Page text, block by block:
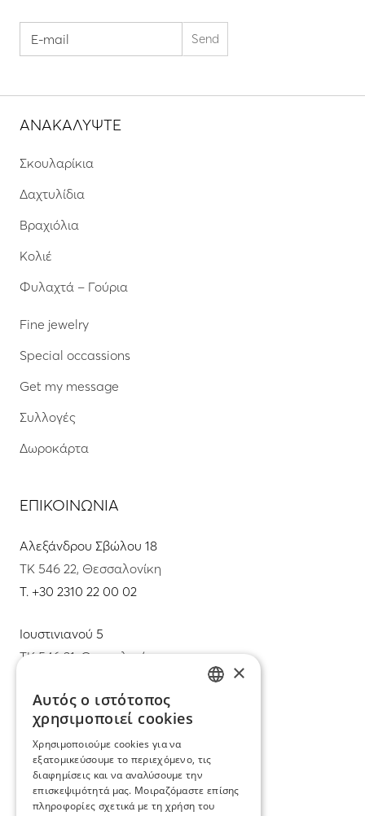
ΑΝΑΚΑΛΥΨΤΕ
Σκουλαρίκια
Δαχτυλίδια
Βραχιόλια
Κολιέ
Φυλαχτά – Γούρια
Fine jewelry
Special occassions
Get my message
Συλλογές
Δωροκάρτα
ΕΠΙΚΟΙΝΩΝΙΑ
Αλεξάνδρου Σβώλου 18
ΤΚ 546 22, Θεσσαλονίκη
T. +30 2310 22 00 02
Ιουστινιανού 5
ΤΚ 546 31, Θεσσαλονίκη
info@mimadastimargarita.gr
ΕΞΥΠΗΡΕΤΗΣΗ ΠΕΛΑΤΩΝ
Φροντίδα και επισκευή κοσμημάτων
×
Αυτός ο ιστότοπος
χρησιμοποιεί cookies
Χρησιμοποιούμε cookies για να
εξατομικεύσουμε το περιεχόμενο, τις
διαφημίσεις και να αναλύσουμε την
επισκεψιμότητά μας. Μοιραζόμαστε επίσης
πληροφορίες σχετικά με τη χρήση του